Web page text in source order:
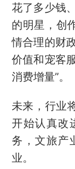
花了多少钱
的明星，创
情合理的财
价值和宠客
消费增量”。
未来，行业
开始认真改
务，文旅产
业。